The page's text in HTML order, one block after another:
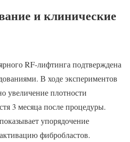
и клинические
RF-лифтинга подтверждена
В ходе экспериментов
увеличение плотности
3 месяца после процедуры.
упорядочение
фибробластов.